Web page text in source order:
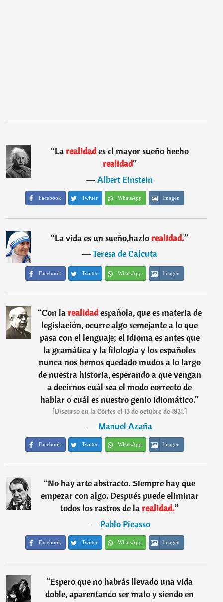
“Larealidades el mayor sueño hecho
realidad”
―Albert Einstein
Facebook Twitter WhatsApp Imagen
“La vida es un sueño,hazlorealidad.”
―Teresa de Calcuta
Facebook Twitter WhatsApp Imagen
“Con larealidadespañola, que es materia de
legislación, ocurre algo semejante a lo que
pasa con el lenguaje; el idioma es antes que
la gramática y la filología y los españoles
nunca nos hemos quedado mudos a lo largo
de nuestra historia, esperando a que vengan
a decirnos cuál sea el modo correcto de
hablar o cuál es nuestro genio idiomático.”
[Discurso en la Cortes el 13 de octubre de 1931.]
―Manuel Azaña
Facebook Twitter WhatsApp Imagen
“No hay arte abstracto. Siempre hay que
empezar con algo. Después puede eliminar
todos los rastros de larealidad.”
―Pablo Picasso
Facebook Twitter WhatsApp Imagen
“Espero que no habrás llevado una vida
doble, aparentando ser malo y siendo en